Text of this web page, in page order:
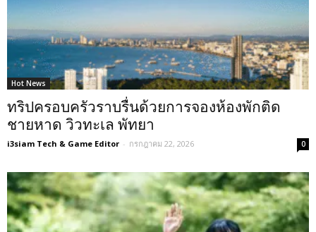
Hot News
ทริปครอบครัวราบรื่นด้วยการจองห้องพักติด
ชายหาด วิวทะเล พัทยา
i3siam Tech & Game Editor - กรกฎาคม 22, 2026 0